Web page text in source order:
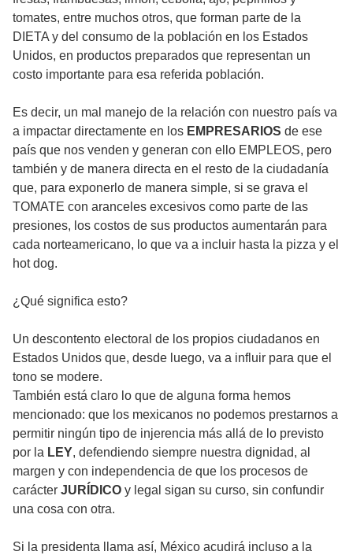
tomates, entre muchos otros, que forman parte de la
DIETA y del consumo de la población en los Estados
Unidos, en productos preparados que representan un
costo importante para esa referida población.
Es decir, un mal manejo de la relación con nuestro país va
a impactar directamente en los EMPRESARIOS de ese
país que nos venden y generan con ello EMPLEOS, pero
también y de manera directa en el resto de la ciudadanía
que, para exponerlo de manera simple, si se grava el
TOMATE con aranceles excesivos como parte de las
presiones, los costos de sus productos aumentarán para
cada norteamericano, lo que va a incluir hasta la pizza y el
hot dog.
¿Qué significa esto?
Un descontento electoral de los propios ciudadanos en
Estados Unidos que, desde luego, va a influir para que el
tono se modere.
También está claro lo que de alguna forma hemos
mencionado: que los mexicanos no podemos prestarnos a
permitir ningún tipo de injerencia más allá de lo previsto
por la LEY, defendiendo siempre nuestra dignidad, al
margen y con independencia de que los procesos de
carácter JURÍDICO y legal sigan su curso, sin confundir
una cosa con otra.
Si la presidenta llama así, México acudirá incluso a la